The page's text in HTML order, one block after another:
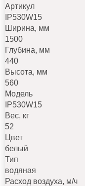
Артикул
IP530W15
Ширина, мм
1500
Глубина, мм
440
Высота, мм
560
Модель
IP530W15
Вес, кг
52
Цвет
белый
Тип
водяная
Расход воздуха, м/ч